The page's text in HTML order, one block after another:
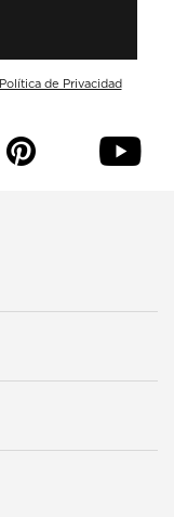
Política de Privacidad
p y